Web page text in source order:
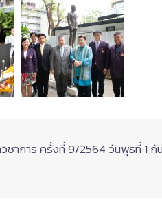
ชาการ ครั้งที่ 9/2564 วันพุธที่ 1